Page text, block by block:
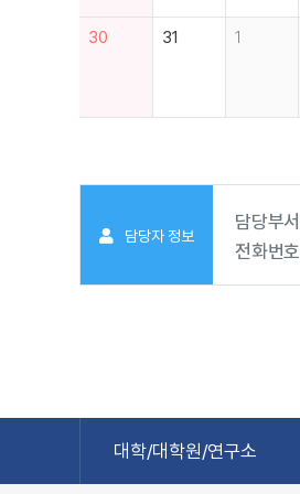
30 31 1
담당자 정보
담당부서
전화번호
대학/대학원/연구소